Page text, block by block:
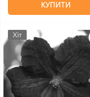
КУПИТИ
Хіт